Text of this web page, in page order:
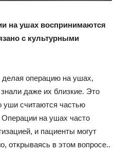
на ушах воспринимаются
с культурными
операцию на ушах,
даже их близкие. Это
уши считаются частью
Операции на ушах часто
и пациенты могут
открываясь в этом вопросе..